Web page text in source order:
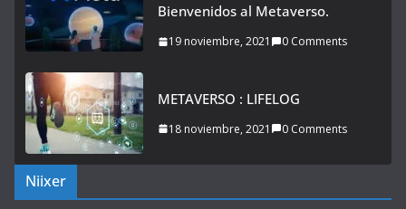
Bienvenidos al Metaverso.
19 noviembre, 2021 0 Comments
METAVERSO : LIFELOG
18 noviembre, 2021 0 Comments
Niixer